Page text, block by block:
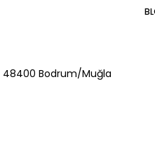
48400 Bodrum/Muğla